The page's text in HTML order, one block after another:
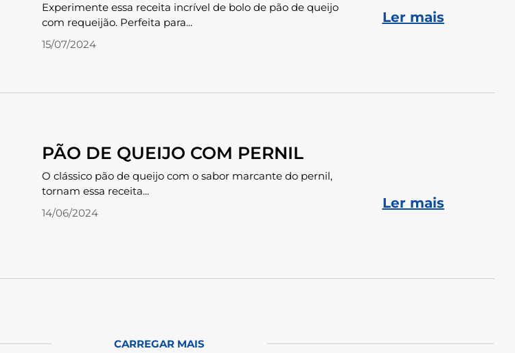
Experimente essa receita incrível de bolo de pão de queijo
com requeijão. Perfeita para...
15/07/2024
Ler mais
PÃO DE QUEIJO COM PERNIL
O clássico pão de queijo com o sabor marcante do pernil,
tornam essa receita...
14/06/2024
Ler mais
CARREGAR MAIS